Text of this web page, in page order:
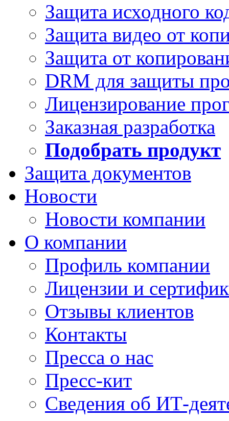
Защита исходного
Защита видео от
Защита от
DRM для защиты
Лицензирование
Заказная разработка
Подобрать продукт
Защита документов
Новости
Новости компании
О компании
Профиль компании
Лицензии и
Отзывы клиентов
Контакты
Пресса о нас
Пресс-кит
Сведения об ИТ-